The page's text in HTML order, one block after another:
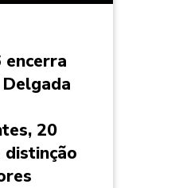
encerra
20
distinção